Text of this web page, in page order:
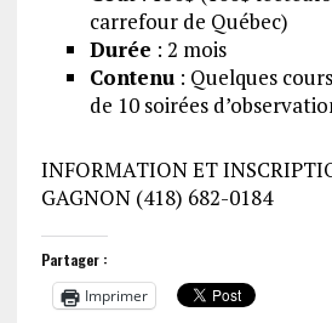
carrefour de Québec)
Durée : 2 mois
Contenu: Quelques
de 10 soirées
INFORMATION ET
GAGNON (418) 682-0184
Partager :
Imprimer